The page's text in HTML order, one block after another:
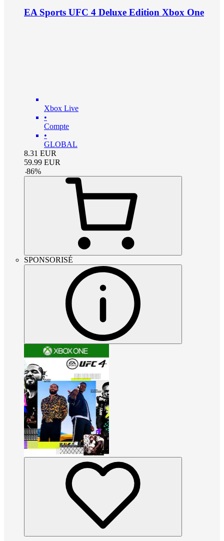
EA Sports UFC 4 Deluxe Edition Xbox One
Xbox Live
•
Compte
•
GLOBAL
8.31 EUR
59.99 EUR
-86%
SPONSORISÉ